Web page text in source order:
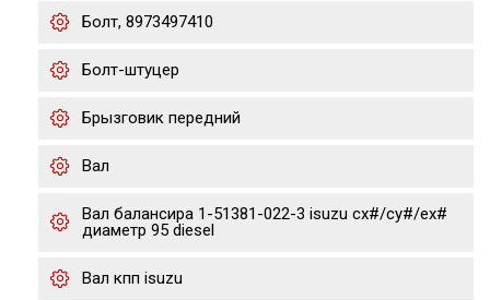
Болт, 8973497410
Болт-штуцер
Брызговик передний
Вал
Вал балансира 1-51381-022-3 isuzu cx#/cy#/ex#
диаметр 95 diesel
Вал кпп isuzu